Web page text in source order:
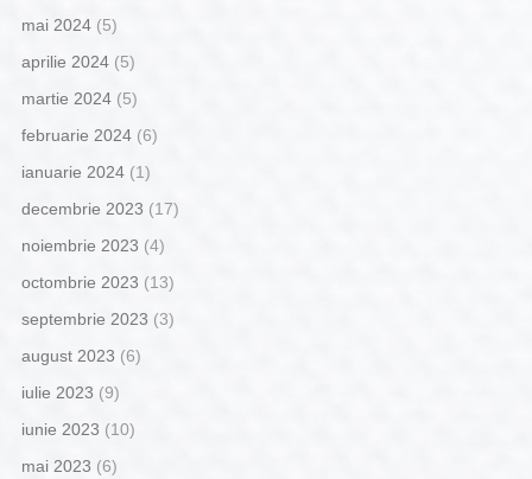
mai 2024(5)
aprilie 2024(5)
martie 2024(5)
februarie 2024(6)
ianuarie 2024(1)
decembrie 2023 (17)
noiembrie 2023 (4)
octombrie 2023 (13)
septembrie 2023 (3)
august 2023 (6)
iulie 2023 (9)
iunie 2023 (10)
mai 2023 (6)